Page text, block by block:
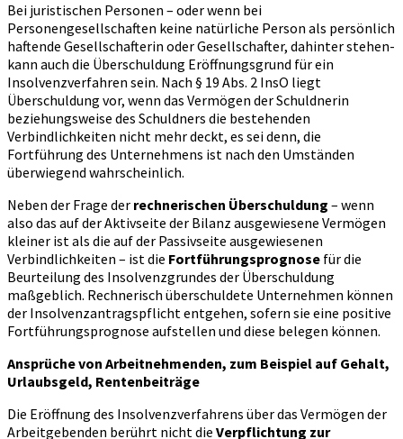
Bei juristischen Personen – oder wenn bei
Personengesellschaften keine natürliche Person als persönlich
haftende Gesellschafterin oder Gesellschafter, dahinter stehen-
kann auch die Überschuldung Eröffnungsgrund für ein
Insolvenzverfahren sein. Nach § 19 Abs. 2 InsO liegt
Überschuldung vor, wenn das Vermögen der Schuldnerin
beziehungsweise des Schuldners die bestehenden
Verbindlichkeiten nicht mehr deckt, es sei denn, die
Fortführung des Unternehmens ist nach den Umständen
überwiegend wahrscheinlich.
Neben der Frage der rechnerischen Überschuldung – wenn
also das auf der Aktivseite der Bilanz ausgewiesene Vermögen
kleiner ist als die auf der Passivseite ausgewiesenen
Verbindlichkeiten – ist die Fortführungsprognose für die
Beurteilung des Insolvenzgrundes der Überschuldung
maßgeblich. Rechnerisch überschuldete Unternehmen können
der Insolvenzantragspflicht entgehen, sofern sie eine positive
Fortführungsprognose aufstellen und diese belegen können.
Ansprüche von Arbeitnehmenden, zum Beispiel auf Gehalt,
Urlaubsgeld, Rentenbeiträge
Die Eröffnung des Insolvenzverfahrens über das Vermögen der
Arbeitgebenden berührt nicht die Verpflichtung zur